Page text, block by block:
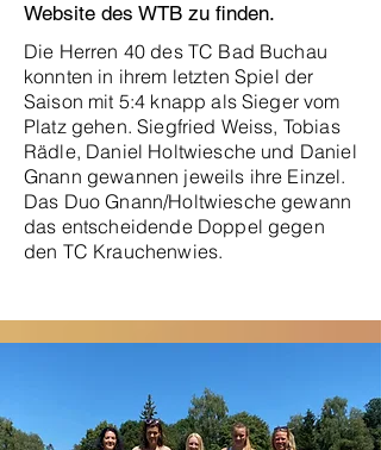
Website des WTB zu finden.
Die Herren 40 des TC Bad Buchau
konnten in ihrem letzten Spiel der
Saison mit 5:4 knapp als Sieger vom
Platz gehen. Siegfried Weiss, Tobias
Rädle, Daniel Holtwiesche und Daniel
Gnann gewannen jeweils ihre Einzel.
Das Duo Gnann/Holtwiesche gewann
das entscheidende Doppel gegen
den TC Krauchenwies.